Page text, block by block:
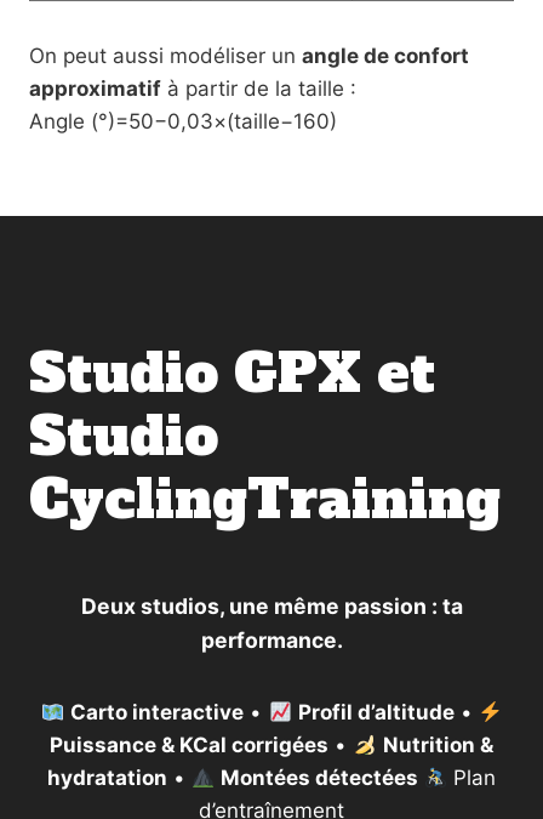
On peut aussi modéliser un angle de confort
approximatif à partir de la taille :
Angle (°)=50−0,03×(taille−160)
Studio GPX et
Studio
CyclingTraining
Deux studios, une même passion : ta
performance.
Carto interactive • Profil d’altitude•
Puissance & KCal corrigées •
Nutrition &
hydratation • Montées détectées
Plan
d’entraînement